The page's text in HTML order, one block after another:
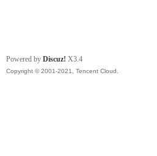
Powered by Discuz! X3.4
Copyright © 2001-2021, Tencent Cloud.